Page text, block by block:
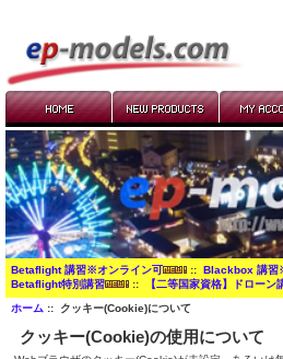
Betaflight 講習※オンライン可 :: Blackbox 講習
Betaflight特別講習
:: 【二等国家資格】ドローン
ホーム:: クッキー(Cookie)について
クッキー(Cookie)の使用について